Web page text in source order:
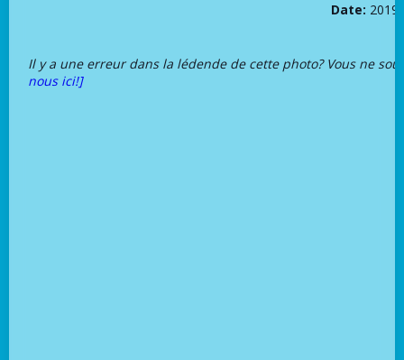
Date:
Il y a une erreur dans la lédende de cette photo? Vous ne
nous ici!]